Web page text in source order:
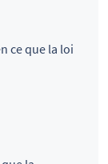
ce que la loi